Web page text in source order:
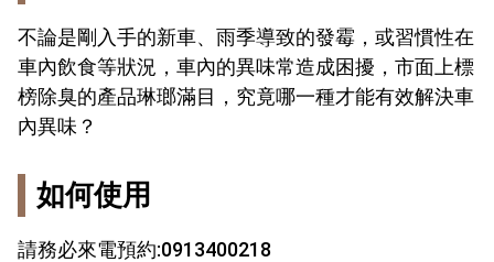
不論是剛入手的新車、雨季導致的發霉，或習慣性在
車內飲食等狀況，車內的異味常造成困擾，市面上標
榜除臭的產品琳瑯滿目，究竟哪一種才能有效解決車
內異味？
如何使用
請務必來電預約:0913400218